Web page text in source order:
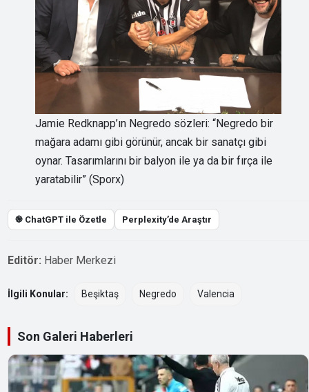
Jamie Redknapp’ın Negredo sözleri: “Negredo bir
mağara adamı gibi görünür, ancak bir sanatçı gibi
oynar. Tasarımlarını bir balyon ile ya da bir fırça ile
yaratabilir” (Sporx)
֎ ChatGPT ile Özetle Perplexity’de Araştır
Editör: Haber Merkezi
İlgili Konular: Beşiktaş Negredo Valencia
Son Galeri Haberleri